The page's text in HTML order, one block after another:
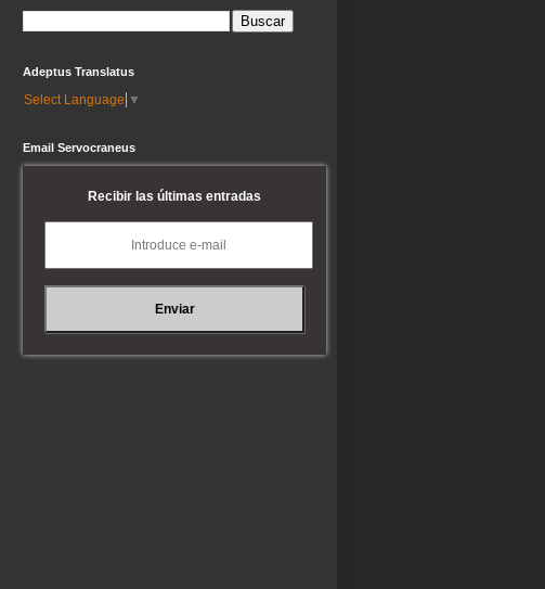
Adeptus Translatus
Select Language ▼
Email Servocraneus
Recibir las últimas entradas